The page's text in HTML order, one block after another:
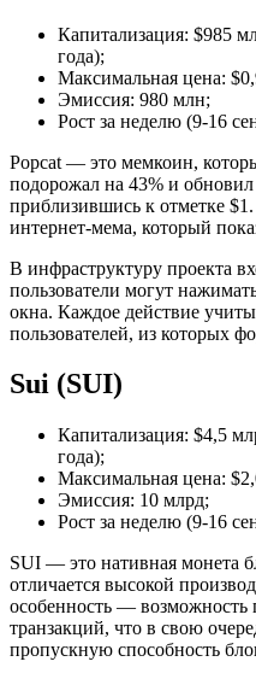
Капитализация: $985
года);
Максимальная цена:
Эмиссия: 980 млн;
Рост за неделю (9-16
Popcat — это мемкоин,
подорожал на 43% и
приблизившись к отметке
интернет-мема, который
В инфраструктуру проекта
пользователи могут
окна. Каждое действие
пользователей, из которых
Sui (SUI)
Капитализация: $4,5
года);
Максимальная цена:
Эмиссия: 10 млрд;
Рост за неделю (9-16
SUI — это нативная монета
отличается высокой
особенность — возможность
транзакций, что в свою
пропускную способность